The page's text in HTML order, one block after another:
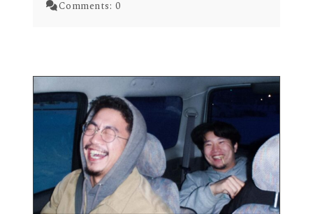
Comments: 0